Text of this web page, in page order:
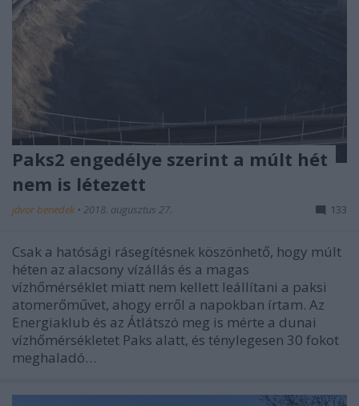
Paks2 engedélye szerint a múlt hét
nem is létezett
jávor benedek • 2018. augusztus 27. 133
Csak a hatósági rásegítésnek köszönhető, hogy múlt
héten az alacsony vízállás és a magas
vízhőmérséklet miatt nem kellett leállítani a paksi
atomerőművet, ahogy erről a napokban írtam. Az
Energiaklub és az Átlátszó meg is mérte a dunai
vízhőmérsékletet Paks alatt, és ténylegesen 30 fokot
meghaladó…